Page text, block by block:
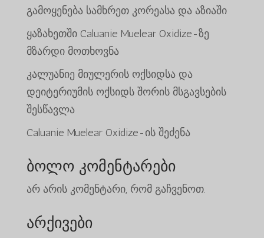
გამოყენება სამხრეთ კორეასა და აზიაში
ყაზახეთში Caluanie Muelear Oxidize-ზე
მზარდი მოთხოვნა
კალუანიე მიულერის ოქსიდსა და
დეიტერიუმის ოქსიდს შორის მსგავსების
შესწავლა
Caluanie Muelear Oxidize-ის შეძენა
ბოლო კომენტარები
არ არის კომენტარი, რომ გაჩვენოთ.
არქივები